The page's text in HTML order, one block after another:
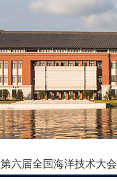
第六届全国海洋技术大会